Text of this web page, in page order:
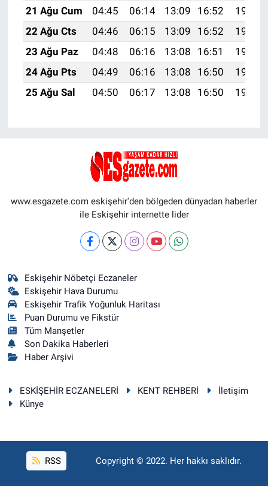
21 Ağu Cum
04:45 06:14 13:09 16:52
19:54
22 Ağu Cts
04:46 06:15 13:09 16:52
19:53
23 Ağu Paz
04:48 06:16 13:08 16:51
19:51
24 Ağu Pts
04:49 06:16 13:08 16:50
19:50
25 Ağu Sal
04:50 06:17 13:08 16:50 19:48
www.esgazete.com eskişehir'den bölgeden dünyadan haberler
ile Eskişehir internette lider
Eskişehir Nöbetçi Eczaneler
Eskişehir Hava Durumu
Eskişehir Trafik Yoğunluk Haritası
Puan Durumu ve Fikstür
Tüm Manşetler
Son Dakika Haberleri
Haber Arşivi
ESKİŞEHİR ECZANELERİ KENT REHBERİ
İletişim
Künye
RSS Copyright © 2022. Her hakkı saklıdır.